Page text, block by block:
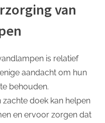
van
is relatief
aandacht om hun
behouden.
doek kan helpen
en ervoor zorgen dat